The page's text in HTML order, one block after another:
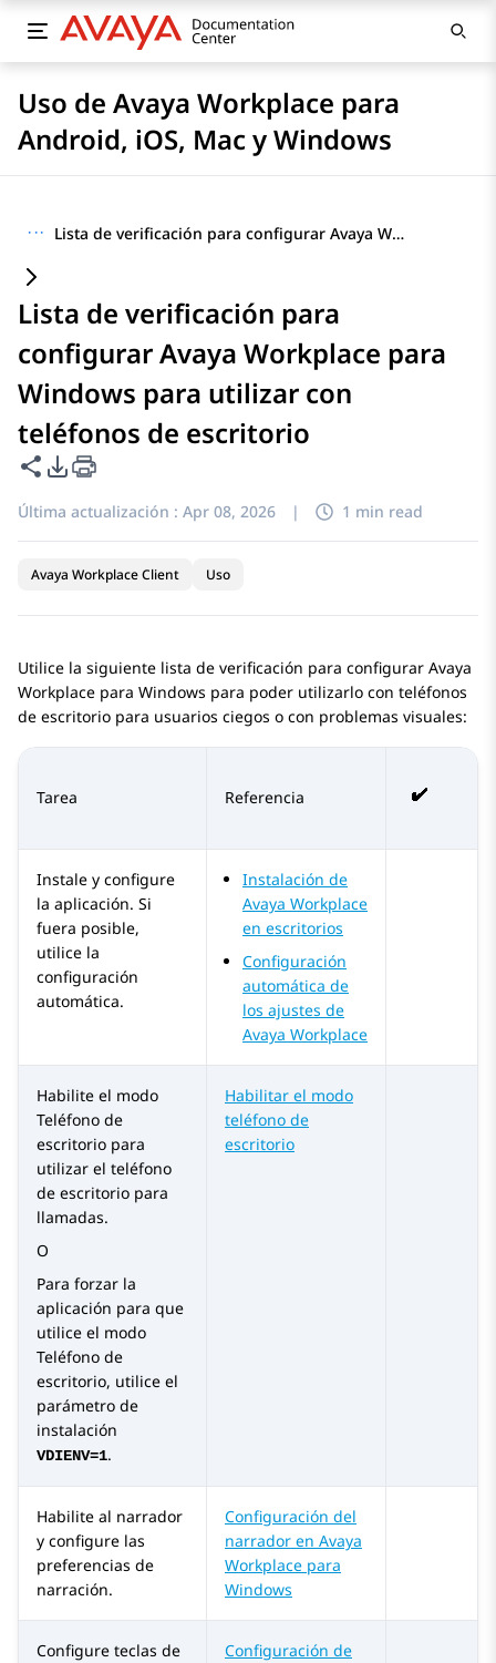
Uso de Avaya Workplace para
Android, iOS, Mac y Windows
··· Lista de verificación para configurar Avaya Workplace para Windows para utilizar con teléfonos de escritorio
Lista de verificación para
configurar Avaya Workplace para
Windows para utilizar con
teléfonos de escritorio
Compartir esta página
Opciones de exportación de PDF
Última actualización : Apr 08, 2026 | 1 min read
Avaya Workplace Client Uso
Utilice la siguiente lista de verificación para configurar Avaya
Workplace para Windows para poder utilizarlo con teléfonos
de escritorio para usuarios ciegos o con problemas visuales:
Tarea Referencia
Instale y configure
la aplicación. Si
fuera posible,
utilice la
configuración
automática.
Instalación de
Avaya Workplace
en escritorios
Configuración
automática de
los ajustes de
Avaya Workplace
Habilite el modo
Teléfono de
escritorio para
utilizar el teléfono
de escritorio para
llamadas.
O
Para forzar la
aplicación para que
utilice el modo
Teléfono de
escritorio, utilice el
parámetro de
instalación
VDIENV=1.
Habilitar el modo
teléfono de
escritorio
Habilite al narrador
y configure las
preferencias de
narración.
Configuración del
narrador en Avaya
Workplace para
Windows
Configure teclas de
Configuración de